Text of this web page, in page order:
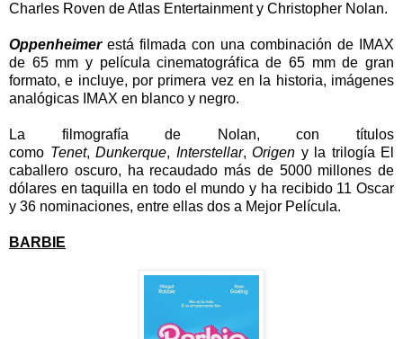
Charles Roven de Atlas Entertainment y Christopher Nolan.
Oppenheimerestá filmada con una combinación de IMAX
de 65 mm y película cinematográfica de 65 mm de gran
formato, e incluye, por primera vez en la historia, imágenes
analógicas IMAX en blanco y negro.
La filmografía de Nolan, con títulos
como Tenet, Dunkerque, Interstellar, Origen y la trilogía El
caballero oscuro, ha recaudado más de 5000 millones de
dólares en taquilla en todo el mundo y ha recibido 11 Oscar
y 36 nominaciones, entre ellas dos a Mejor Película.
BARBIE